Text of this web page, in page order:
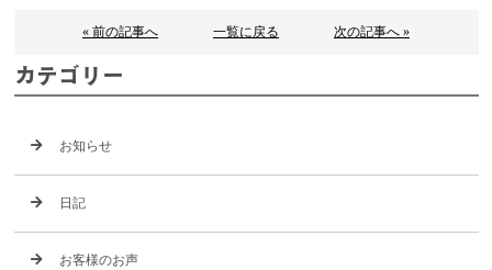
« 前の記事へ 一覧に戻る 次の記事へ »
カテゴリー
お知らせ
日記
お客様のお声